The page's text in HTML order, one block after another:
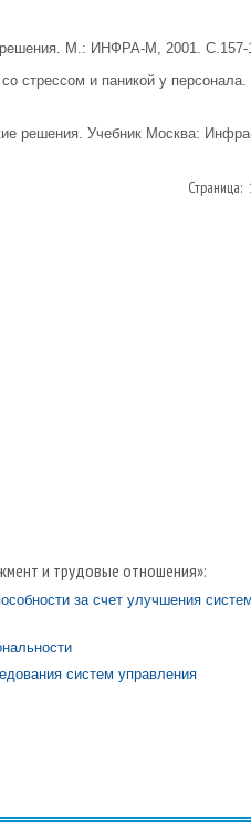
М.: ИНФРА-М, 2001. С.157-
стрессом и паникой у персонала.
решения. Учебник Москва:
Страница:
и трудовые отношения»:
за счет улучшения
систем управления